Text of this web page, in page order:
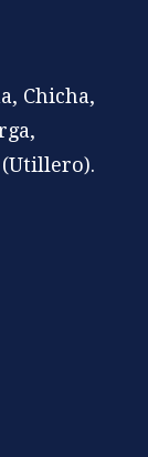
Chicha,